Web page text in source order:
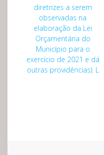
diretrizes a serem
observadas na
elaboração da Lei
Orçamentária do
Município para o
exercício de 2021 e dá
outras providências). L